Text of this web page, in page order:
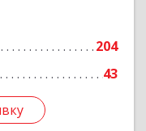
204
43
Подробнее